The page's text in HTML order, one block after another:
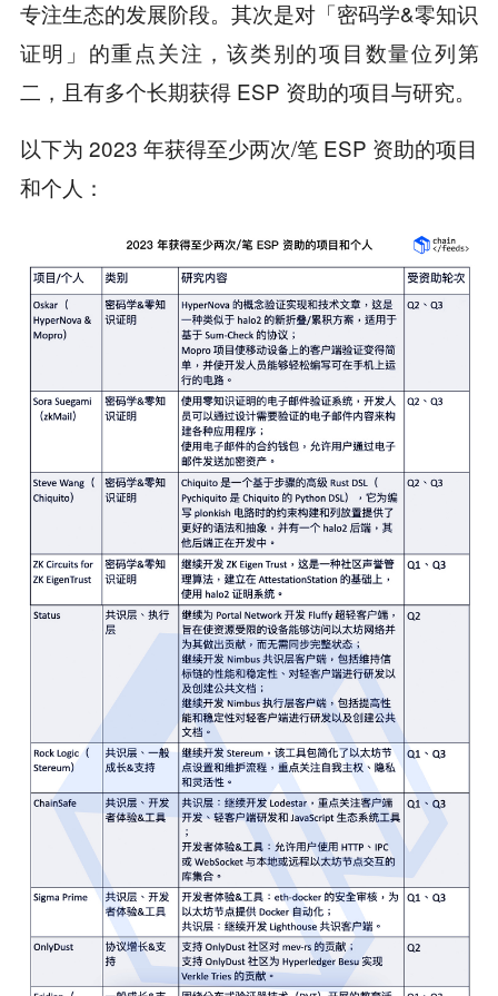
专注生态的发展阶段。其次是对「密码学&零知识
证明」的重点关注，该类别的项目数量位列第
二，且有多个长期获得 ESP 资助的项目与研究。
以下为 2023 年获得至少两次/笔 ESP 资助的项目
和个人：